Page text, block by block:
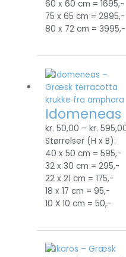
60 x 60 cm = 1695,-
75 x 65 cm = 2995,-
80 x 72 cm = 3995,-
Idomeneas
kr. 50,00 – kr.
Størrelser (H x B):
40 x 50 cm = 595,-
32 x 30 cm = 295,-
22 x 21 cm = 175,-
18 x 17 cm = 95,-
10 X 10 cm = 50,-